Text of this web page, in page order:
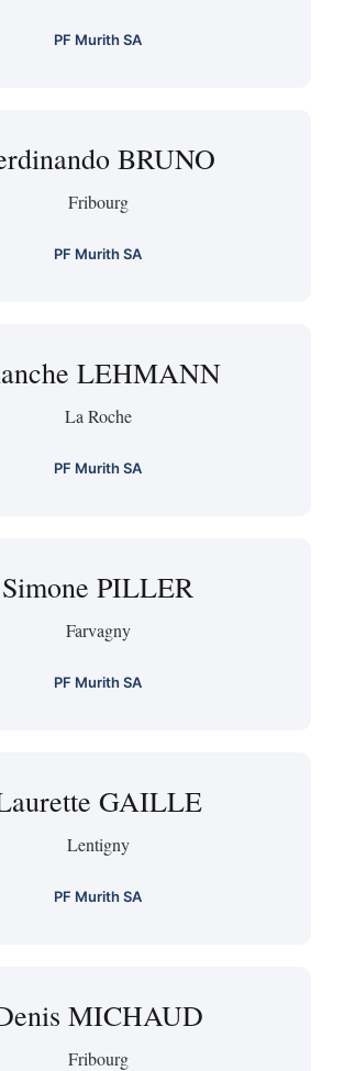
PF Murith SA
BRUNO
Fribourg
PF Murith SA
LEHMANN
La Roche
PF Murith SA
Simone PILLER
Farvagny
PF Murith SA
GAILLE
Lentigny
PF Murith SA
MICHAUD
Fribourg